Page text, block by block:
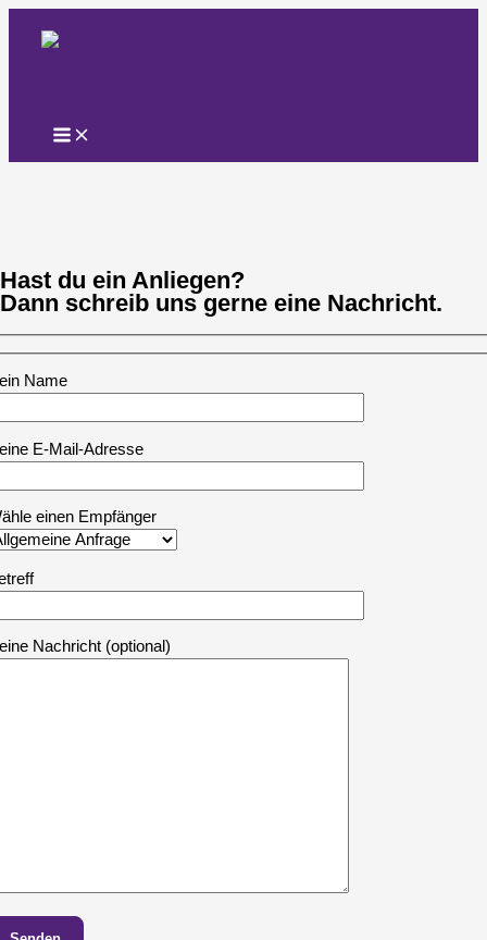
Inhalt
Hast du ein Anliegen?
Dann schreib uns gerne eine Nachricht.
Name
E-Mail-Adresse
einen Empfänger
Nachricht (optional)